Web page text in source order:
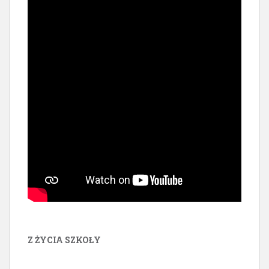
Z ŻYCIA SZKOŁY